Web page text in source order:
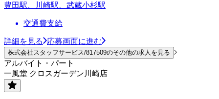
豊田駅、川崎駅、武蔵小杉駅
交通費支給
詳細を見る 応募画面に進む
株式会社スタッフサービス/817509のその他の求人を見る
アルバイト・パート
一風堂 クロスガーデン川崎店